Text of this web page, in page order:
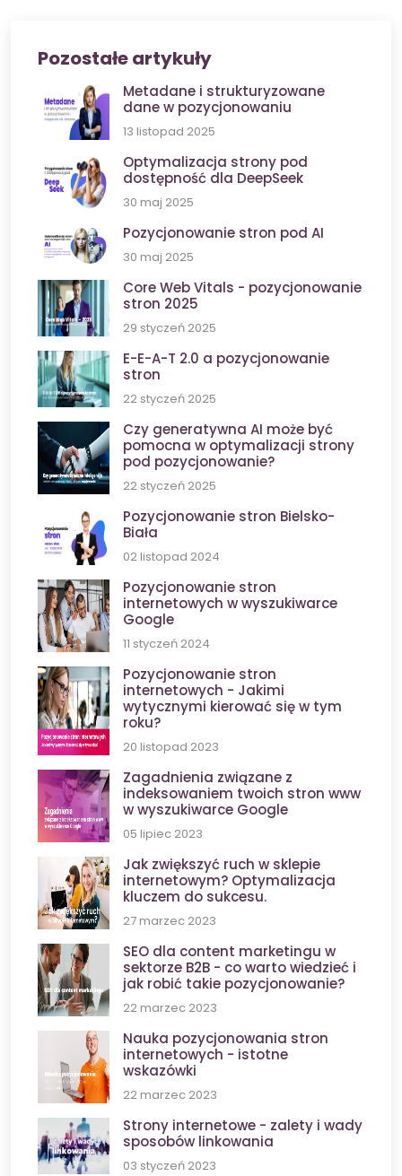
Pozostałe artykuły
Metadane i strukturyzowane
dane w pozycjonowaniu
13 listopad 2025
Optymalizacja strony pod
dostępność dla DeepSeek
30 maj 2025
Pozycjonowanie stron pod AI
30 maj 2025
Core Web Vitals - pozycjonowanie
stron 2025
29 styczeń 2025
E-E-A-T 2.0 a pozycjonowanie
stron
22 styczeń 2025
Czy generatywna AI może być
pomocna w optymalizacji strony
pod pozycjonowanie?
22 styczeń 2025
Pozycjonowanie stron Bielsko-
Biała
02 listopad 2024
Pozycjonowanie stron
internetowych w wyszukiwarce
Google
11 styczeń 2024
Pozycjonowanie stron
internetowych - Jakimi
wytycznymi kierować się w tym
roku?
20 listopad 2023
Zagadnienia związane z
indeksowaniem twoich stron www
w wyszukiwarce Google
05 lipiec 2023
Jak zwiększyć ruch w sklepie
internetowym? Optymalizacja
kluczem do sukcesu.
27 marzec 2023
SEO dla content marketingu w
sektorze B2B - co warto wiedzieć i
jak robić takie pozycjonowanie?
22 marzec 2023
Nauka pozycjonowania stron
internetowych - istotne
wskazówki
22 marzec 2023
Strony internetowe - zalety i wady
sposobów linkowania
03 styczeń 2023